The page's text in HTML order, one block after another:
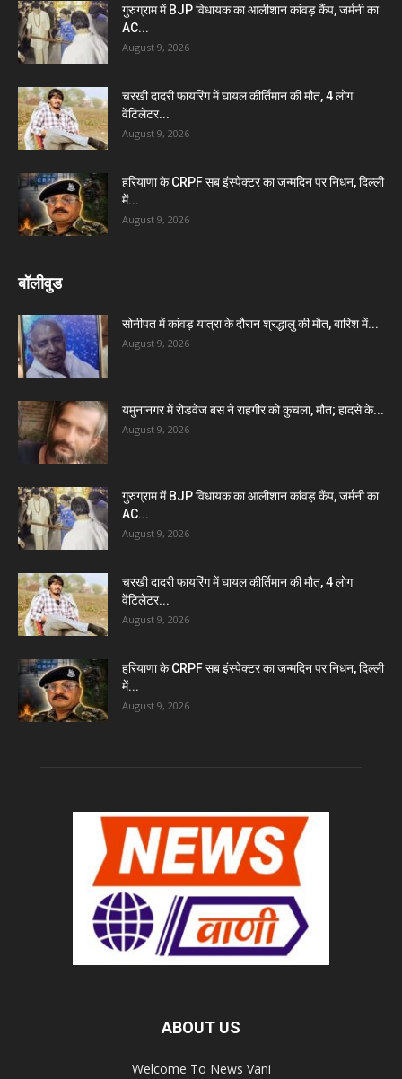
गुरुग्राम में BJP विधायक का आलीशान कांवड़ कैंप, जर्मनी का
AC...
August 9, 2026
चरखी दादरी फायरिंग में घायल कीर्तिमान की मौत, 4 लोग
वेंटिलेटर...
August 9, 2026
हरियाणा के CRPF सब इंस्पेक्टर का जन्मदिन पर निधन, दिल्ली
में...
August 9, 2026
बॉलीवुड
सोनीपत में कांवड़ यात्रा के दौरान श्रद्धालु की मौत, बारिश में...
August 9, 2026
यमुनानगर में रोडवेज बस ने राहगीर को कुचला, मौत; हादसे के...
August 9, 2026
गुरुग्राम में BJP विधायक का आलीशान कांवड़ कैंप, जर्मनी का
AC...
August 9, 2026
चरखी दादरी फायरिंग में घायल कीर्तिमान की मौत, 4 लोग
वेंटिलेटर...
August 9, 2026
हरियाणा के CRPF सब इंस्पेक्टर का जन्मदिन पर निधन, दिल्ली
में...
August 9, 2026
ABOUT US
Welcome To News Vani